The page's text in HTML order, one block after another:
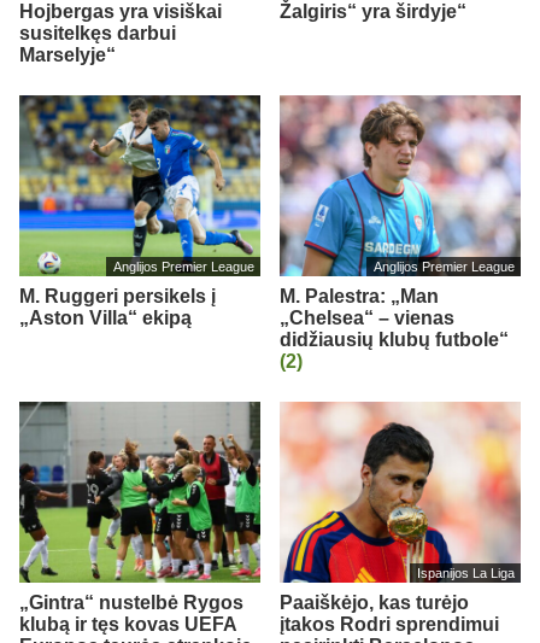
Hojbergas yra visiškai
susitelkęs darbui
Marselyje“
Žalgiris“ yra širdyje“
Anglijos Premier League
M. Ruggeri persikels į
„Aston Villa“ ekipą
Anglijos Premier League
M. Palestra: „Man
„Chelsea“ – vienas
didžiausių klubų futbole“
(2)
„Gintra“ nustelbė Rygos
klubą ir tęs kovas UEFA
Ispanijos La Liga
Paaiškėjo, kas turėjo
įtakos Rodri sprendimui